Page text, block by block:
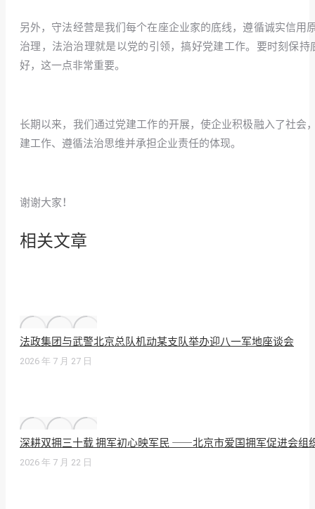
另外，守法经营是我们每个在座企业家的底线，遵循诚实信
治理，法治治理就是以党的引领，搞好党建工作。要时刻保
好，这一点非常重要。
长期以来，我们通过党建工作的开展，使企业积极融入了社
建工作、遵循法治思维并承担企业责任的体现。
谢谢大家！
相关文章
法政集团与武警北京总队机动某支队举办迎八一军地座谈会
2026 年 7 月 27 日
深耕双拥三十载 拥军初心映军民 ——北京市爱国拥军促进会组
2026 年 7 月 22 日